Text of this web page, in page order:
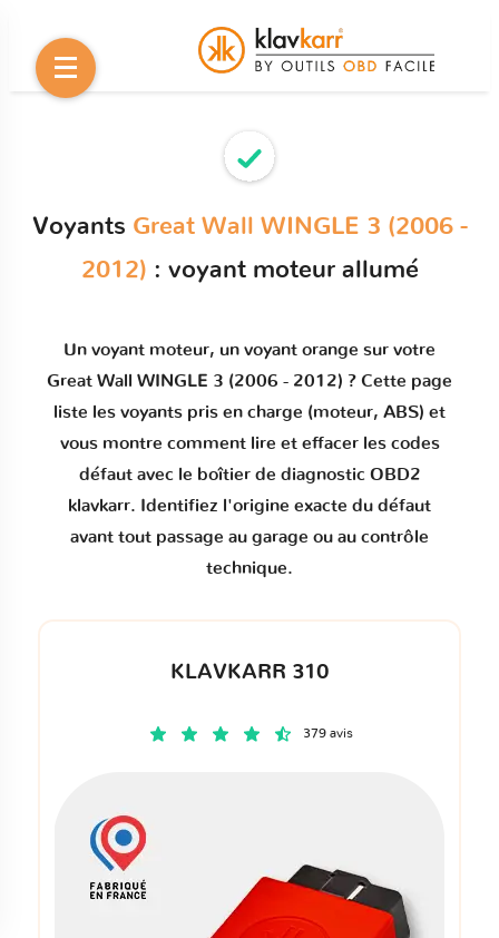
Voyants Great Wall WINGLE 3 (2006 -
2012) : voyant moteur allumé
Un voyant moteur, un voyant orange sur votre
Great Wall WINGLE 3 (2006 - 2012) ? Cette page
liste les voyants pris en charge (moteur, ABS) et
vous montre comment lire et effacer les codes
défautavec le boîtier de diagnostic OBD2
klavkarr. Identifiez l'origine exacte du défaut
avant tout passage au garage ou au contrôle
technique.
KLAVKARR 310
379 avis